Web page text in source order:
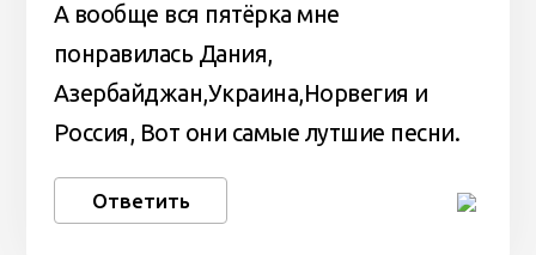
А вообще вся пятёрка мне
понравилась Дания,
Азербайджан,Украина,Норвегия и
Россия, Вот они самые лутшие песни.
Ответить